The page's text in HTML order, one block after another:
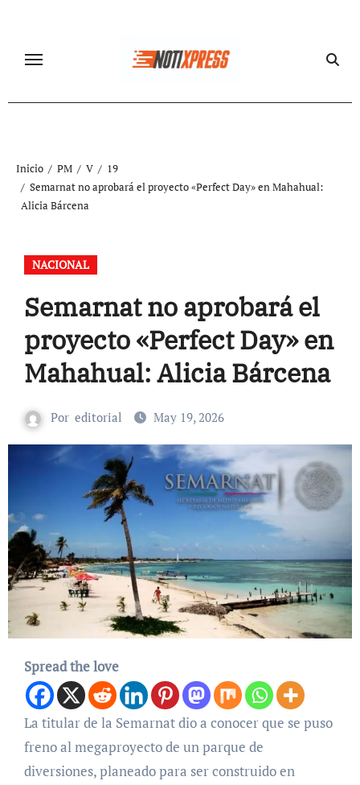
contenido
Inicio PM V
19
Semarnat no aprobará el proyecto «Perfect Day» en Mahahual:
Alicia Bárcena
NACIONAL
Semarnat no aprobará el
proyecto «Perfect Day» en
Mahahual: Alicia Bárcena
Por editorial May 19, 2026
Spread the love
La titular de la Semarnat dio a conocer que se puso
freno al megaproyecto de un parque de
diversiones, planeado para ser construido en